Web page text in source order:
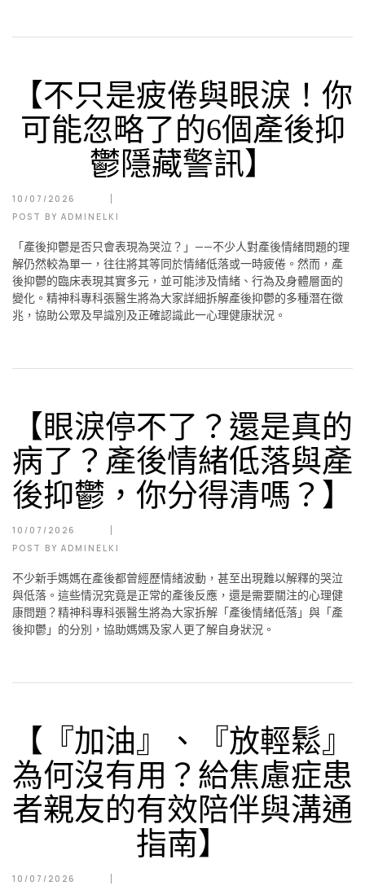
【不只是疲倦與眼淚！你
可能忽略了的6個產後抑
鬱隱藏警訊】
10/07/2026
POST BY ADMINELKI
「產後抑鬱是否只會表現為哭泣？」——不少人對產後情緒問題的理
解仍然較為單一，往往將其等同於情緒低落或一時疲倦。然而，產
後抑鬱的臨床表現其實多元，並可能涉及情緒、行為及身體層面的
變化。精神科專科張醫生將為大家詳細拆解產後抑鬱的多種潛在徵
兆，協助公眾及早識別及正確認識此一心理健康狀況。
【眼淚停不了？還是真的
病了？產後情緒低落與產
後抑鬱，你分得清嗎？】
10/07/2026
POST BY ADMINELKI
不少新手媽媽在產後都曾經歷情緒波動，甚至出現難以解釋的哭泣
與低落。這些情況究竟是正常的產後反應，還是需要關注的心理健
康問題？精神科專科張醫生將為大家拆解「產後情緒低落」與「產
後抑鬱」的分別，協助媽媽及家人更了解自身狀況。
【『加油』、『放輕鬆』
為何沒有用？給焦慮症患
者親友的有效陪伴與溝通
指南】
10/07/2026